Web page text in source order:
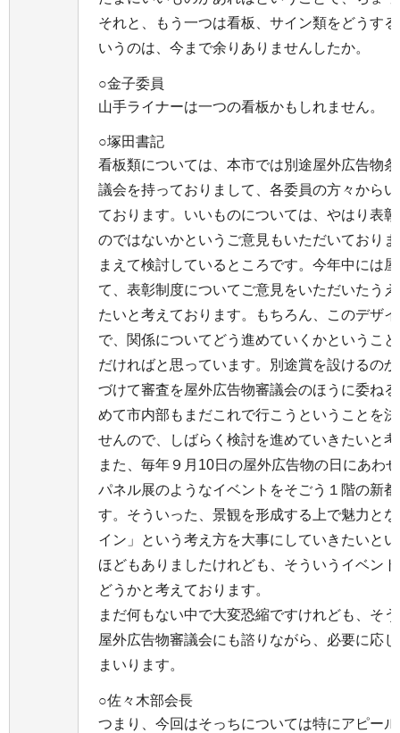
それと、もう一つは看板、サイン類をどうす
いうのは、今まで余りありませんしたか。
○金子委員
山手ライナーは一つの看板かもしれません。
○塚田書記
看板類については、本市では別途屋外広告物
議会を持っておりまして、各委員の方々から
ております。いいものについては、やはり表
のではないかというご意見もいただいており
まえて検討しているところです。今年中には
て、表彰制度についてご意見をいただいたう
たいと考えております。もちろん、このデザ
で、関係についてどう進めていくかというこ
だければと思っています。別途賞を設けるの
づけて審査を屋外広告物審議会のほうに委ね
めて市内部もまだこれで行こうということを
せんので、しばらく検討を進めていきたいと
また、毎年９月10日の屋外広告物の日にあわ
パネル展のようなイベントをそごう１階の新
す。そういった、景観を形成する上で魅力と
イン」という考え方を大事にしていきたいと
ほどもありましたけれども、そういうイベン
どうかと考えております。
まだ何もない中で大変恐縮ですけれども、そ
屋外広告物審議会にも諮りながら、必要に応
まいります。
○佐々木部会長
つまり、今回はそっちについては特にアピー